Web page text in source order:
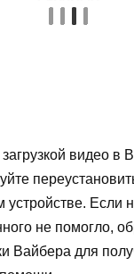
видео в
Если
не помогло,
Вайбера для